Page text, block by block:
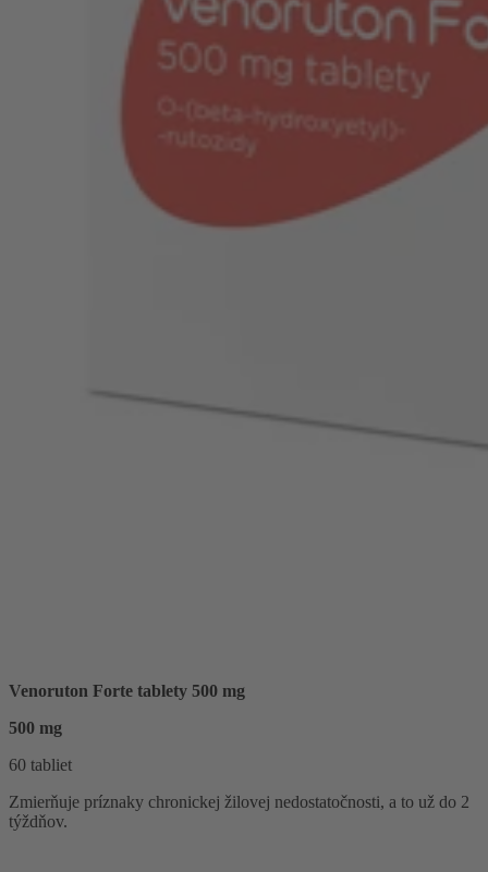
Venoruton Forte tablety 500 mg
500 mg
60 tabliet
Zmierňuje príznaky chronickej žilovej nedostatočnosti, a to už do 2
týždňov.